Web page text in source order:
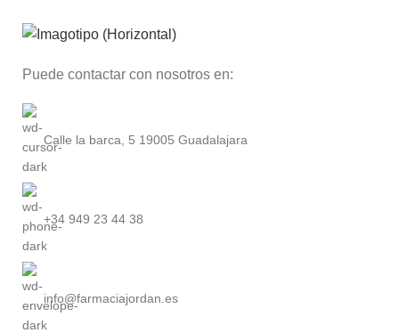
Puede contactar con nosotros en:
Calle la barca, 5 19005 Guadalajara
+34 949 23 44 38
info@farmaciajordan.es